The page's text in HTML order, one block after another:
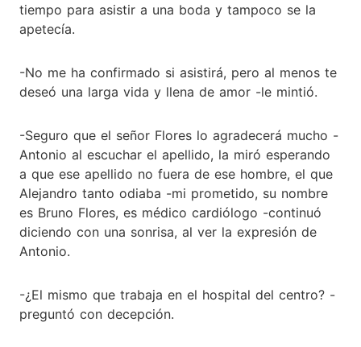
tiempo para asistir a una boda y tampoco se la
apetecía.
-No me ha confirmado si asistirá, pero al menos te
deseó una larga vida y llena de amor -le mintió.
-Seguro que el señor Flores lo agradecerá mucho -
Antonio al escuchar el apellido, la miró esperando
a que ese apellido no fuera de ese hombre, el que
Alejandro tanto odiaba -mi prometido, su nombre
es Bruno Flores, es médico cardiólogo -continuó
diciendo con una sonrisa, al ver la expresión de
Antonio.
-¿El mismo que trabaja en el hospital del centro? -
preguntó con decepción.